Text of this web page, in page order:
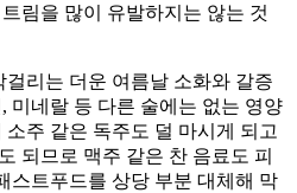
림을 많이 유발하지는 않는 것
리는 더운 여름날 소화와 갈증
미네랄 등 다른 술에는 없는 영양
주 같은 독주도 덜 마시게 되고
되므로 맥주 같은 찬 음료도 피
스트푸드를 상당 부분 대체해 막